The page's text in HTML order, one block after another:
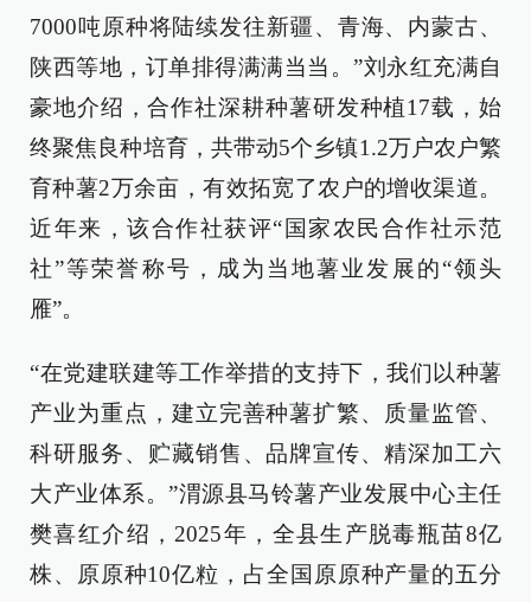
7000吨原种将陆续发往新疆、青海、内蒙古、
陕西等地，订单排得满满当当。”刘永红充满自
豪地介绍，合作社深耕种薯研发种植17载，始
终聚焦良种培育，共带动5个乡镇1.2万户农户繁
育种薯2万余亩，有效拓宽了农户的增收渠道。
近年来，该合作社获评“国家农民合作社示范
社”等荣誉称号，成为当地薯业发展的“领头
雁”。
“在党建联建等工作举措的支持下，我们以种薯
产业为重点，建立完善种薯扩繁、质量监管、
科研服务、贮藏销售、品牌宣传、精深加工六
大产业体系。”渭源县马铃薯产业发展中心主任
樊喜红介绍，2025年，全县生产脱毒瓶苗8亿
株、原原种10亿粒，占全国原原种产量的五分